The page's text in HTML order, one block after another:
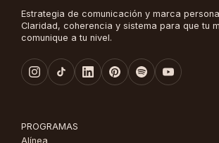
Estrategia de comunicación y marca
Claridad, coherencia y sistema para que tu
comunique a tu nivel.
PROGRAMAS
Alínea